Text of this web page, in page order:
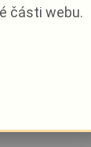
části webu.